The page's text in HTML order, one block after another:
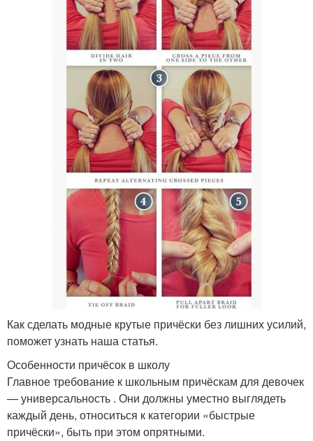
Как сделать модные крутые причёски без лишних усилий,
поможет узнать наша статья.
Особенности причёсок в школу
Главное требование к школьным причёскам для девочек
— универсальность . Они должны уместно выглядеть
каждый день, относиться к категории «быстрые
причёски», быть при этом опрятными.